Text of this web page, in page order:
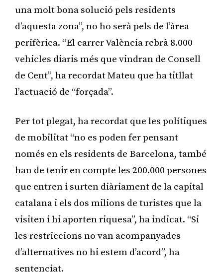
una molt bona solució pels residents
d’aquesta zona”, no ho serà pels de l’àrea
perifèrica. “El carrer València rebrà 8.000
vehicles diaris més que vindran de Consell
de Cent”, ha recordat Mateu que ha titllat
l’actuació de “forçada”.
Per tot plegat, ha recordat que les polítiques
de mobilitat “no es poden fer pensant
només en els residents de Barcelona, també
han de tenir en compte les 200.000 persones
que entren i surten diàriament de la capital
catalana i els dos milions de turistes que la
visiten i hi aporten riquesa”, ha indicat. “Si
les restriccions no van acompanyades
d’alternatives no hi estem d’acord”, ha
sentenciat.